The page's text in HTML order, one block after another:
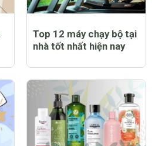
Top 12 máy chạy bộ tại
nhà tốt nhất hiện nay